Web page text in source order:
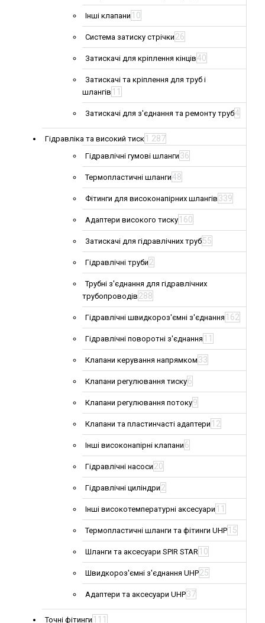
Інші клапани 10
Система затиску стрічки 26
Затискачі для кріплення кінців40
Затискачі та кріплення для труб і
шлангів 11
Затискачі для з'єднання та ремонту труб4
Гідравліка та високий тиск 1 287
Гідравлічні гумові шланги 36
Термопластичні шланги48
Фітинги для високонапірних шлангів 339
Адаптери високого тиску 160
Затискачі для гідравлічних труб55
Гідравлічні труби 2
Трубні з'єднання для гідравлічних
трубопроводів 288
Гідравлічні швидкороз'ємні з'єднання 162
Гідравлічні поворотні з'єднання 11
Клапани керування напрямком 33
Клапани регулювання тиску6
Клапани регулювання потоку9
Клапани та пластинчасті адаптери 12
Інші високонапірні клапани 6
Гідравлічні насоси 20
Гідравлічні циліндри 2
Інші високотемпературні аксесуари 11
Термопластичні шланги та фітинги UHP 15
Шланги та аксесуари SPIR STAR 10
Швидкороз'ємні з'єднання UHP25
Адаптери та аксесуари UHP37
Точні фітинги 111